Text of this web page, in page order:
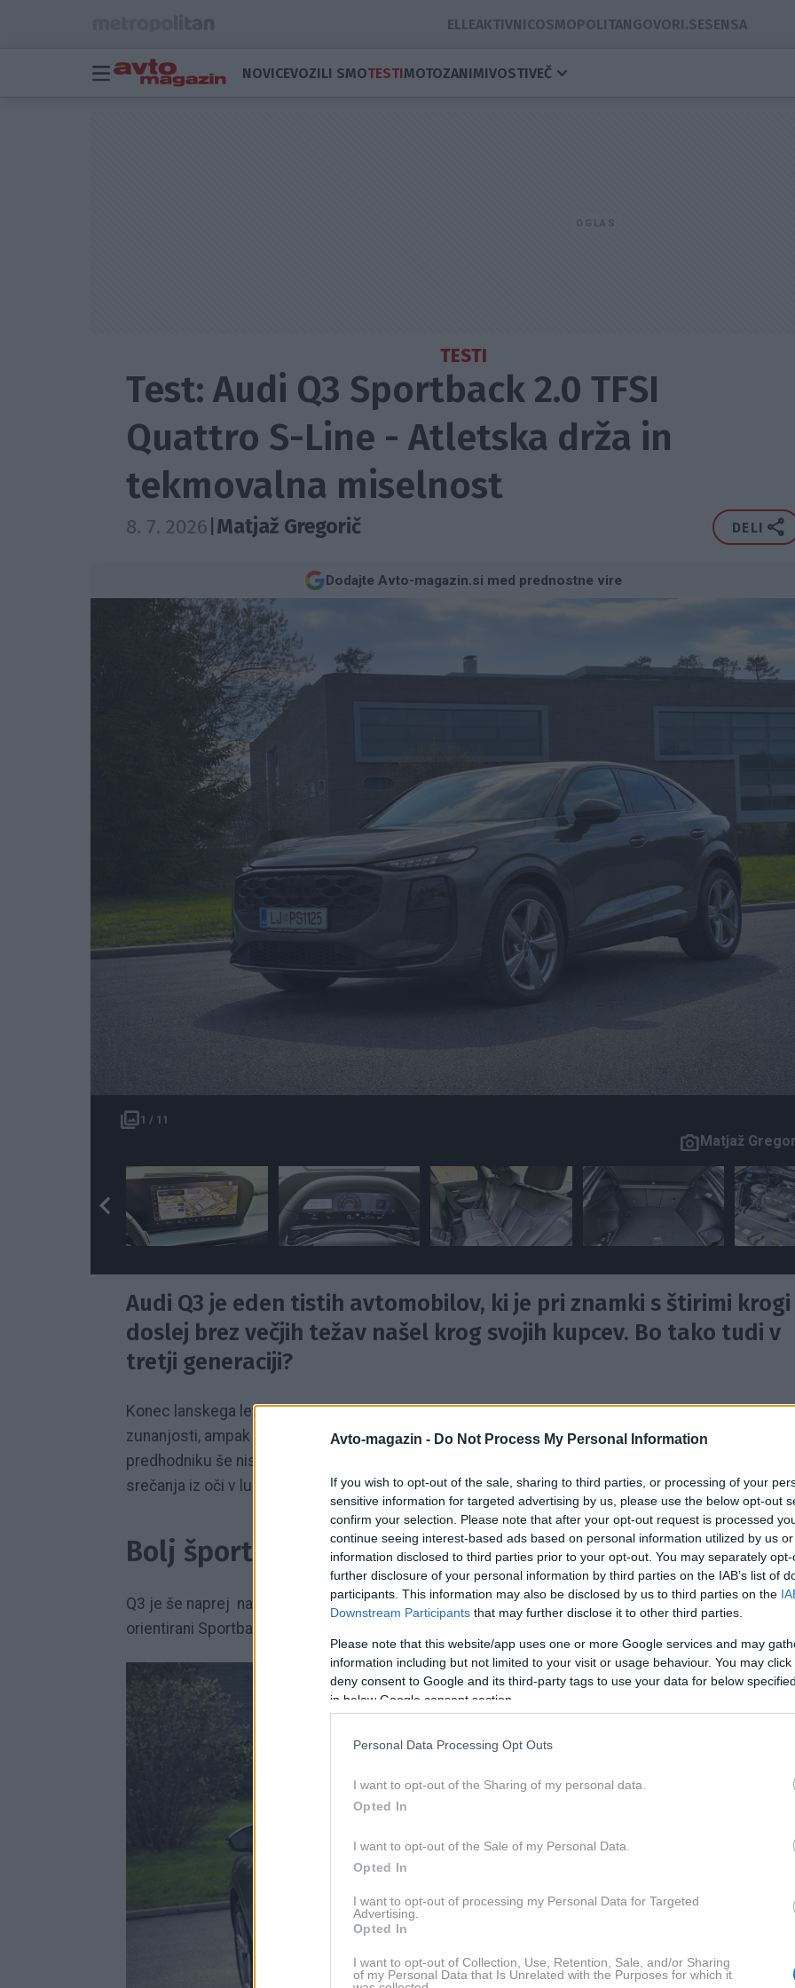
Avto-magazin - Do Not Process My Personal Information
If you wish to opt-out of the sale, sharing to third parties, or processing of your
sensitive information for targeted advertising by us, please use the below opt-out
confirm your selection. Please note that after your opt-out request is processed
continue seeing interest-based ads based on personal information utilized by us
information disclosed to third parties prior to your opt-out. You may separately
further disclosure of your personal information by third parties on the IAB’s list of
participants. This information may also be disclosed by us to third parties on the
Downstream Participants that may further disclose it to other third parties.
Please note that this website/app uses one or more Google services and may
information including but not limited to your visit or usage behaviour. You may
deny consent to Google and its third-party tags to use your data for below
in below Google consent section.
Personal Data Processing Opt Outs
I want to opt-out of the Sharing of my personal data.
Opted In
I want to opt-out of the Sale of my Personal Data.
Opted In
I want to opt-out of processing my Personal Data for Targeted
Advertising.
Opted In
I want to opt-out of Collection, Use, Retention, Sale, and/or Sharing
of my Personal Data that Is Unrelated with the Purposes for which it
ELLEAKTIVNICOSMOPOLITANGOVORI.SESENSA
NOVICEVOZILI SMOTESTIMOTOZANIMIVOSTIVEČ
TESTI
Test: Audi Q3 Sportback 2.0 TFSI
Quattro S-Line - Atletska drža in
tekmovalna miselnost
8. 7. 2026 Matjaž Gregorič DELI
Dodajte Avto-magazin.si med prednostne vire
1 / 11
Matjaž
Audi Q3 je eden tistih avtomobilov, ki je pri znamki s štirimi krogi
doslej brez večjih težav našel krog svojih kupcev. Bo tako tudi v
tretji generaciji?
Konec lanskega leta novi Q3 na avtomobilski parket ni prišel samo s kozmetičnimi popravki
zunanjosti, ampak s povsem novo podobo in tudi z novimi tehnološkimi posladki, ki pri
predhodniku še niso bili uveljavljeni. Ampak spodobi se najprej zapisati nekaj vtisov s prvega
srečanja iz oči v luči, kot radi rečemo ob prvem bolj poglobljenem srečanju.
Bolj športen, a z manj prostora
Q3 je še naprej na voljo v dveh karoserijskih izvedbah, kot običajni križanec in bolj športno
orientirani Sportback.